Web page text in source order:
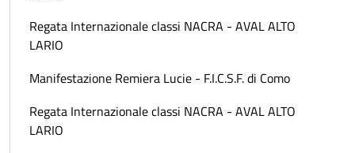
Regata Internazionale classi NACRA - AVAL ALTO
LARIO
Manifestazione Remiera Lucie - F.I.C.S.F. di Como
Regata Internazionale classi NACRA - AVAL ALTO
LARIO